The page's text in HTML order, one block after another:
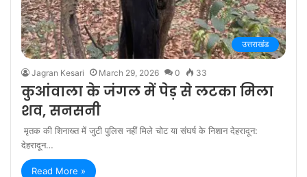
उत्तराखंड
Jagran Kesari March 29, 2026 0 33
कुआंवाला के जंगल में पेड़ से लटका मिला
शव, सनसनी
मृतक की शिनाख्त में जुटी पुलिस नहीं मिले चोट या संघर्ष के निशान देहरादून:
देहरादून…
Read More »